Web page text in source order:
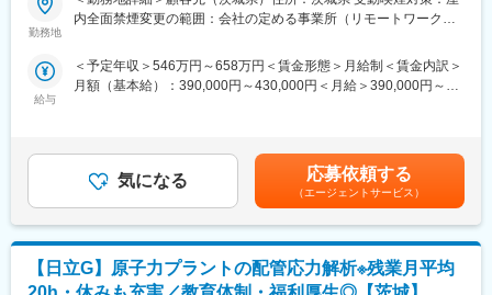
原子カプラントにおける配管サポート解析を主体とする業務を担
術的な調整・折衝が中心となります。
なチェック
・解析の外注先との条件・結果に関する技術的な受渡しと調整
・顧客および外注先との作業内容や進捗の確認打合せ
・Auto－CADやCOMPO－CADなどのツールを使用した図面・解
析関連業務
■使用ツール：
勤務地
内全面禁煙変更の範囲：会社の定める事業所（リモートワーク含
給与
＜予定年収＞546万円～658万円＜賃金形態＞月給制＜賃金内訳＞
月額（基本給）：390,000円～430,000円＜月給＞390,000円～
じて上下する可能性があります。月給(月額)は固定手当を含めた表
記です。気になる 応募依頼する
（エージェントサービス）
【日立G】原子力プラントの配管応力解析※残業月平均